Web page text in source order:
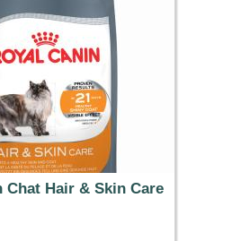
Chat Hair & Skin Care